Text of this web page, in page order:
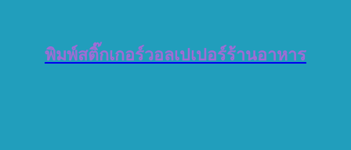
พิมพ์สติ๊กเกอร์วอลเปเปอร์ร้านอาหาร